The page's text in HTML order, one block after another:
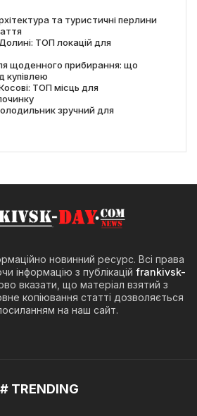
та туристичні перлини
ТОП локацій для
щоденного прибирання: що
купівлею
ТОП місць для
зручний для
новинний ресурс. Всі права
інформацію з публікацій frankivsk-
вказати, що матеріал взятий з
копіювання статті дозволяється
на наш сайт.
# TRENDING